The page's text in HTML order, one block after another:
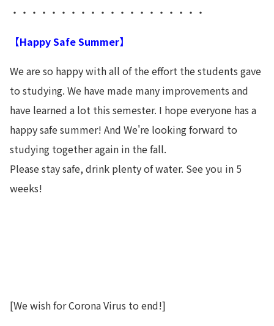
・・・・・・・・・・・・・・・・・・・・
【Happy Safe Summer】
We are so happy with all of the effort the students gave
to studying. We have made many improvements and
have learned a lot this semester. I hope everyone has a
happy safe summer! And We're looking forward to
studying together again in the fall.
Please stay safe, drink plenty of water. See you in 5
weeks!
[We wish for Corona Virus to end!]